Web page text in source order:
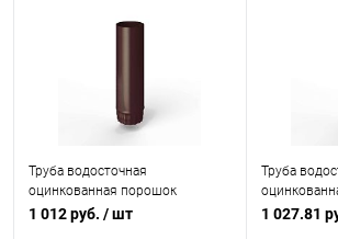
Труба водосточная
оцинкованная порошок
ф210х1250мм RAL 3007
1 012 руб. / шт
Труба
1 027.81